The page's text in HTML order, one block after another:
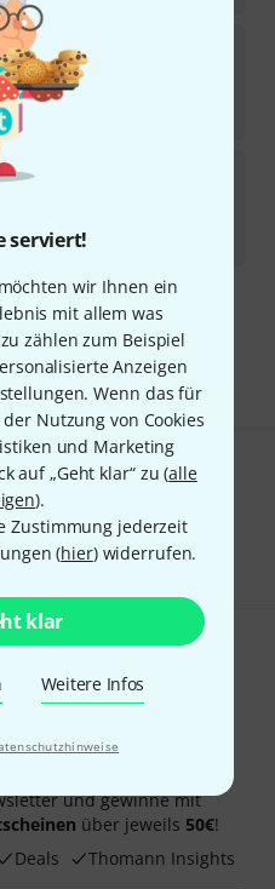
serviert!
wir Ihnen ein
mit allem was
zählen zum Beispiel
Anzeigen
Wenn das für
Nutzung von Cookies
und Marketing
auf „Geht klar“ zu (alle
).
Zustimmung jederzeit
(hier) widerrufen.
klar
Weitere Infos
WH 5x3m Bundle
160g/m² 5x3m WH
ab 29 €
inkl. MwSt.
Sie sehen?
Hilfe & Feedback
und gewinne mit
über jeweils 50€!
Deals Thomann Insights